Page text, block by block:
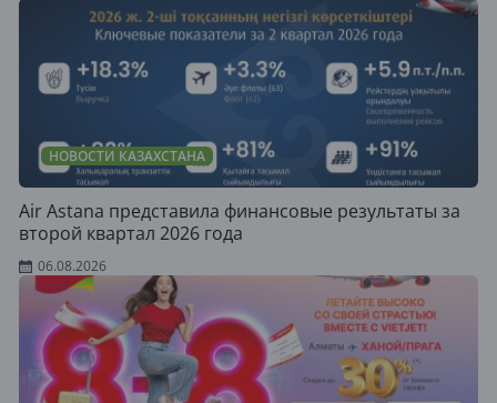
НОВОСТИ КАЗАХСТАНА
Air Astana представила финансовые результаты за
второй квартал 2026 года
06.08.2026